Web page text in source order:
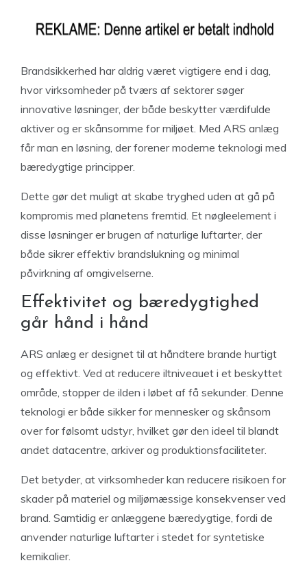
Brandsikkerhed har aldrig været vigtigere end i dag,
hvor virksomheder på tværs af sektorer søger
innovative løsninger, der både beskytter værdifulde
aktiver og er skånsomme for miljøet. Med ARS anlæg
får man en løsning, der forener moderne teknologi med
bæredygtige principper.
Dette gør det muligt at skabe tryghed uden at gå på
kompromis med planetens fremtid. Et nøgleelement i
disse løsninger er brugen af naturlige luftarter, der
både sikrer effektiv brandslukning og minimal
påvirkning af omgivelserne.
Effektivitet og bæredygtighed
går hånd i hånd
ARS anlæg er designet til at håndtere brande hurtigt
og effektivt. Ved at reducere iltniveauet i et beskyttet
område, stopper de ilden i løbet af få sekunder. Denne
teknologi er både sikker for mennesker og skånsom
over for følsomt udstyr, hvilket gør den ideel til blandt
andet datacentre, arkiver og produktionsfaciliteter.
Det betyder, at virksomheder kan reducere risikoen for
skader på materiel og miljømæssige konsekvenser ved
brand. Samtidig er anlæggene bæredygtige, fordi de
anvender naturlige luftarter i stedet for syntetiske
kemikalier.